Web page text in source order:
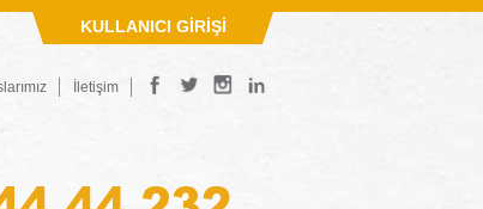
KULLANICI GİRİŞİ
İletişim